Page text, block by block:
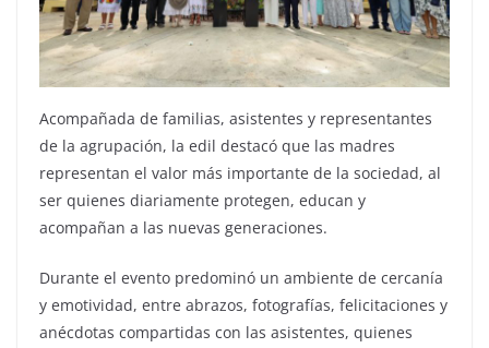
Acompañada de familias, asistentes y representantes
de la agrupación, la edil destacó que las madres
representan el valor más importante de la sociedad, al
ser quienes diariamente protegen, educan y
acompañan a las nuevas generaciones.
Durante el evento predominó un ambiente de cercanía
y emotividad, entre abrazos, fotografías, felicitaciones y
anécdotas compartidas con las asistentes, quienes